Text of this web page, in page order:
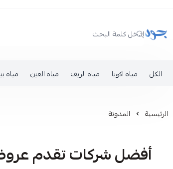
JOOD WATER
الكل مياه اكويا مياه الريف مياه العين مياه
الرئيسية المدونة
أفضل شركات تقدم عروض